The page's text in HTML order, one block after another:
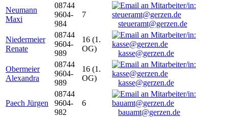
Neumann
Maxi
08744
9604-
984
7
steueramt@gerzen.de
Niedermeier
Renate
08744
9604-
989
16 (1.
OG)
kasse@gerzen.de
Obermeier
Alexandra
08744
9604-
989
16 (1.
OG)
kasse@gerzen.de
Paech Jürgen
08744
9604-
982
6
bauamt@gerzen.de